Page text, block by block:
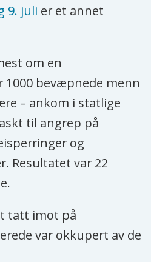
9. juli er et annet
om en
1000 bevæpnede menn
– ankom i statlige
til angrep på
og
Resultatet var 22
tatt imot på
var okkupert av de